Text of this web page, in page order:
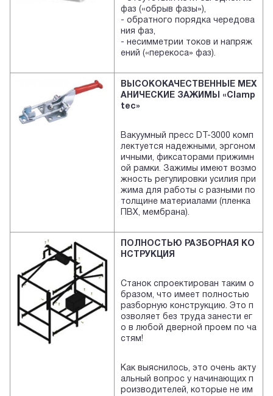
фаз («обрыв фазы»),
- обратного порядка чередова
ния фаз,
- несимметрии токов и напряж
ений («перекоса» фаз).
ВЫСОКОКАЧЕСТВЕННЫЕ МЕХ
АНИЧЕСКИЕ ЗАЖИМЫ
«Clamp
tec»
Вакуумный пресс DT-3000 комп
лектуется надежными, эргоном
ичными, фиксаторами прижимн
ой рамки. Зажимы имеют возмо
жность регулировки усилия при
жима для работы с разными по
толщине материалами (пленка
ПВХ, мембрана).
ПОЛНОСТЬЮ РАЗБОРНАЯ КО
НСТРУКЦИЯ
Станок спроектирован таким о
бразом, что имеет полностью
разборную конструкцию. Это п
озволяет без труда занести ег
о в любой дверной проем по ча
стям!
Как выяснилось, это очень акту
альный вопрос у начинающих п
роизводителей, которые не им